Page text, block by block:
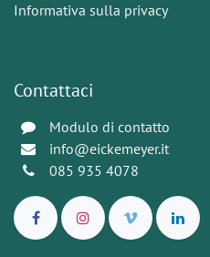
Informativa sulla privacy
Contattaci
Modulo di contatto
info@eickemeyer.it
085 935 4078